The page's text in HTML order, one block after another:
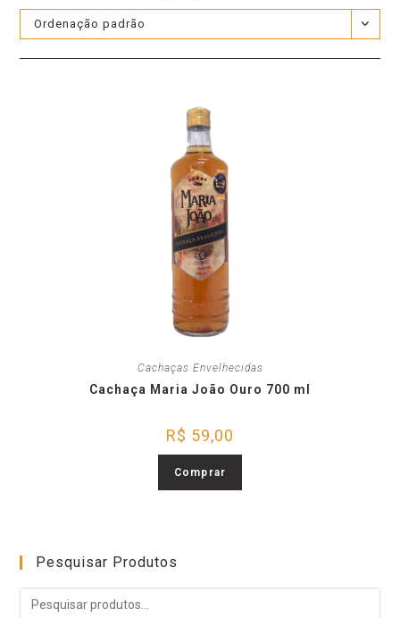
Ordenação padrão
Cachaças Envelhecidas
Cachaça Maria João Ouro 700 ml
R$ 59,00
Comprar
Pesquisar Produtos